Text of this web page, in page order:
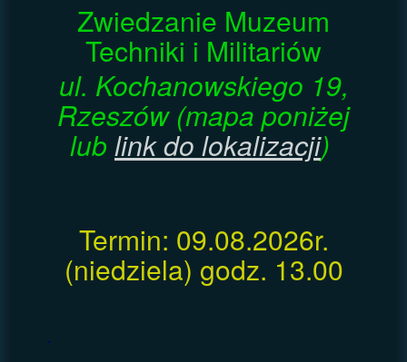
Zwiedzanie Muzeum
Techniki i Militariów
ul. Kochanowskiego 19,
Rzeszów (mapa poniżej
lub link do lokalizacji)
Termin: 09.08.2026r.
(niedziela) godz. 13.00
.